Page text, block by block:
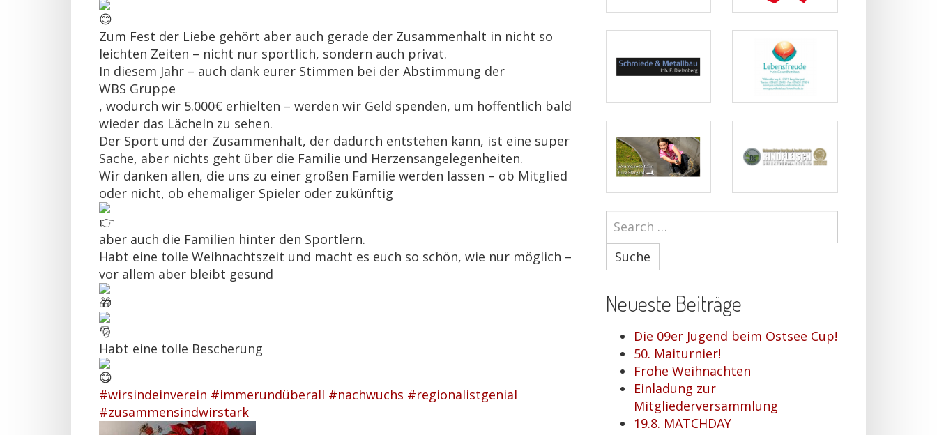
Zum Fest der Liebe gehört aber auch gerade der Zusammenhalt in nicht so
leichten Zeiten – nicht nur sportlich, sondern auch privat.
In diesem Jahr – auch dank eurer Stimmen bei der Abstimmung der
WBS Gruppe
, wodurch wir 5.000€ erhielten – werden wir Geld spenden, um hoffentlich bald
wieder das Lächeln zu sehen.
Der Sport und der Zusammenhalt, der dadurch entstehen kann, ist eine super
Sache, aber nichts geht über die Familie und Herzensangelegenheiten.
Wir danken allen, die uns zu einer großen Familie werden lassen – ob Mitglied
oder nicht, ob ehemaliger Spieler oder zukünftig
aber auch die Familien hinter den Sportlern.
Habt eine tolle Weihnachtszeit und macht es euch so schön, wie nur möglich –
vor allem aber bleibt gesund
Habt eine tolle Bescherung
#wirsindeinverein #immerundüberall #nachwuchs #regionalistgenial
#zusammensindwirstark
Suche
Neueste Beiträge
Die 09er Jugend beim Ostsee Cup!
50. Maiturnier!
Frohe Weihnachten
Einladung zur
Mitgliederversammlung
19.8. MATCHDAY